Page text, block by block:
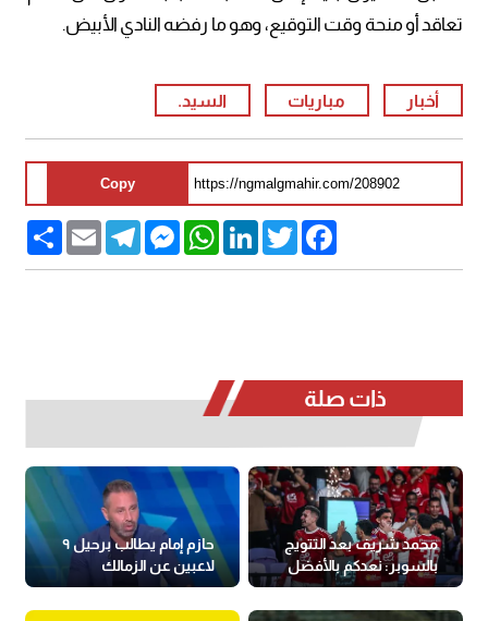
تعاقد أو منحة وقت التوقيع، وهو ما رفضه النادي الأبيض.
أخبار مباريات السيد.
Copy
Share Email
TelegramMessengerWhatsAppLinkedInTwitter
Facebook
ذات صلة
محمد شريف بعد التتويج
بالسوبر: نعدكم بالأفضل
دائما
حازم إمام يطالب برحيل ٩
لاعبين عن الزمالك